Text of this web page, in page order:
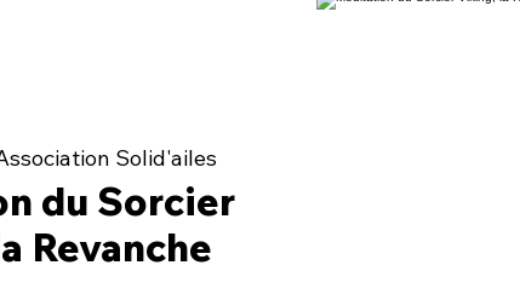
Solid'ailes
du Sorcier
Revanche